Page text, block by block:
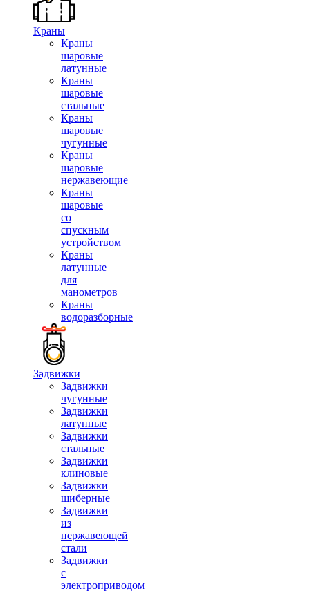
Краны
Краны
шаровые
латунные
Краны
шаровые
стальные
Краны
шаровые
чугунные
Краны
шаровые
нержавеющие
Краны
шаровые
со
спускным
устройством
Краны
латунные
для
манометров
Краны
водоразборные
Задвижки
Задвижки
чугунные
Задвижки
латунные
Задвижки
стальные
Задвижки
клиновые
Задвижки
шиберные
Задвижки
из
нержавеющей
стали
Задвижки
с
электроприводом